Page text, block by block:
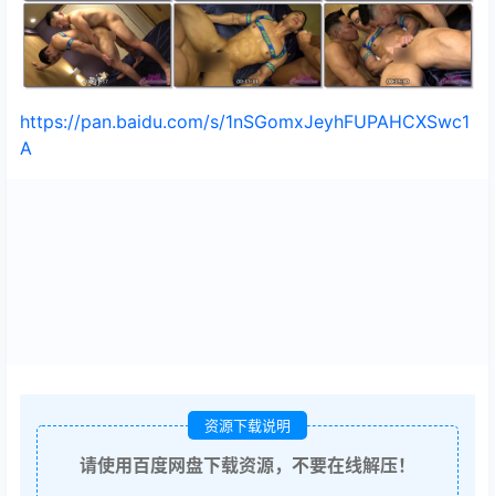
https://pan.baidu.com/s/1nSGomxJeyhFUPAHCXSwc1
A
资源下载说明
请使用百度网盘下载资源，不要在线解压！